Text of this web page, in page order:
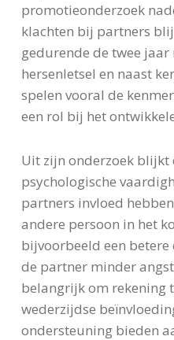
promotieonderzoek
klachten bij partners
gedurende de twee
hersenletsel en naast
spelen vooral de
een rol bij het
Uit zijn onderzoek blijkt
psychologische
partners invloed
andere persoon in het
bijvoorbeeld een
de partner minder
belangrijk om rekening
wederzijdse
ondersteuning bieden